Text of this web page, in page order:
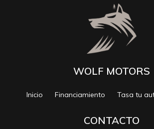
WOLF MOTORS
Inicio Financiamiento Tasa tu
CONTACTO